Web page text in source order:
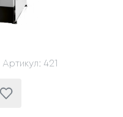
Артикул: 421